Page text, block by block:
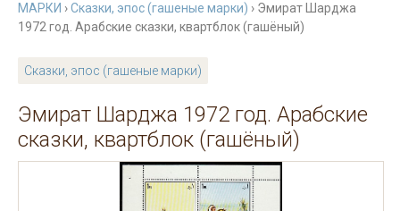
МАРКИ ›Сказки, эпос (гашеные марки) › Эмират Шарджа
1972 год. Арабские сказки, квартблок (гашёный)
Сказки, эпос (гашеные марки)
Эмират Шарджа 1972 год. Арабские
сказки, квартблок (гашёный)